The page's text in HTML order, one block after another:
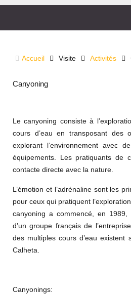
Accueil Visite Activités
Canyoning
Le canyoning consiste à
cours d’eau en transposant des
explorant l’environnement avec
équipements. Les pratiquants de
contacte directe avec la nature.
L’émotion et l’adrénaline sont les
pour ceux qui pratiquent
canyoning a commencé, en
d’un groupe français de
des multiples cours d’eau existent
Calheta.
Canyonings: